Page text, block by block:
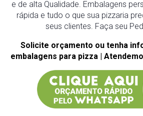
e de alta Qualidade. Embalagens
rápida e tudo o que sua pizzaria
seus clientes. Faça seu
Solicite orçamento ou tenha
embalagens para pizza |